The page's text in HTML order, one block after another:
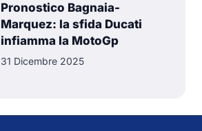
Pronostico Bagnaia-
Marquez: la sfida Ducati
infiamma la MotoGp
31 Dicembre 2025